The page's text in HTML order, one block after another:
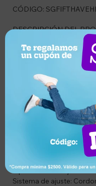
CÓDIGO:
DESCRIPCIÓN DEL
Championes Pony Fifth
combinar estilo urbano
diseño moderno de
convierte en una
casuales, ofreciendo
diario.
ESPECIFICACIONES:
Marca: Pony
Género: Mujer
Tipo de caña: Baja
Sistema de ajuste: